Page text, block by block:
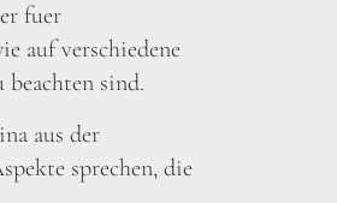
fuer
auf verschiedene
sind.
aus der
sprechen, die